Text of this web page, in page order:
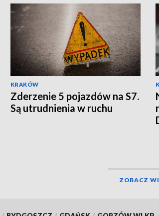
KRAKÓW
Zderzenie 5 pojazdów na S7.
Są utrudnienia w ruchu
ZOBACZ